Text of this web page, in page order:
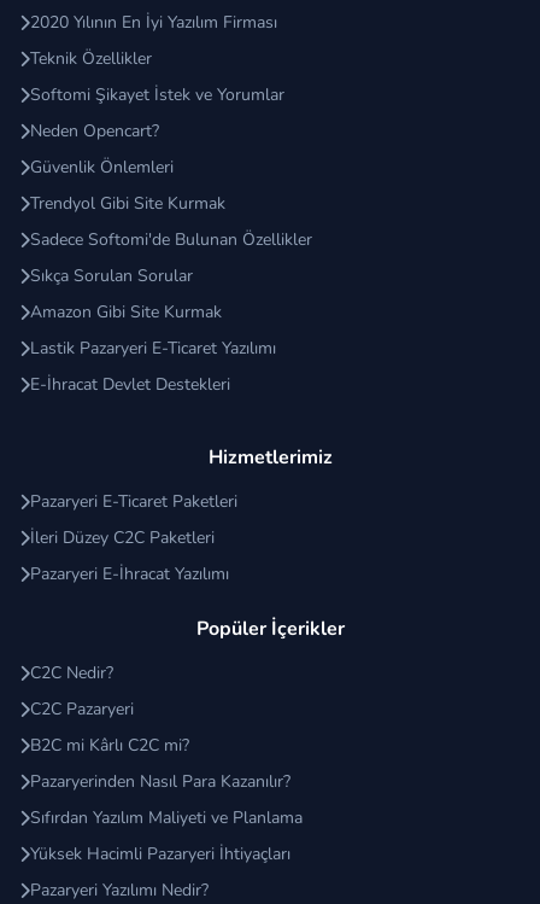
2020 Yılının En İyi Yazılım Firması
Teknik Özellikler
Softomi Şikayet İstek ve Yorumlar
Neden Opencart?
Güvenlik Önlemleri
Trendyol Gibi Site Kurmak
Sadece Softomi'de Bulunan Özellikler
Sıkça Sorulan Sorular
Amazon Gibi Site Kurmak
Lastik Pazaryeri E-Ticaret Yazılımı
E-İhracat Devlet Destekleri
Hizmetlerimiz
Pazaryeri E-Ticaret Paketleri
İleri Düzey C2C Paketleri
Pazaryeri E-İhracat Yazılımı
Popüler İçerikler
C2C Nedir?
C2C Pazaryeri
B2C mi Kârlı C2C mi?
Pazaryerinden Nasıl Para Kazanılır?
Sıfırdan Yazılım Maliyeti ve Planlama
Yüksek Hacimli Pazaryeri İhtiyaçları
Pazaryeri Yazılımı Nedir?